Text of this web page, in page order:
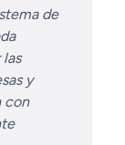
de
y
con